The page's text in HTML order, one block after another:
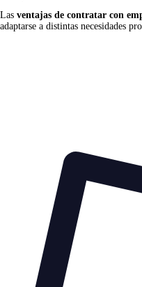
Las ventajas de contratar con
adaptarse a distintas necesidades